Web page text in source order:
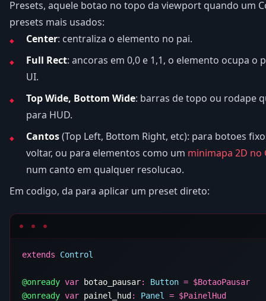
Presets, aquele botao no topo da viewport quando um
presets mais usados:
Center: centraliza o elemento no pai.
Full Rect: ancoras em 0,0 e 1,1, o elemento ocupa o
UI.
Top Wide, Bottom Wide: barras de topo ou rodape
para HUD.
Cantos(Top Left, Bottom Right, etc): para botoes
voltar, ou para elementos como um minimapa 2D no
num canto em qualquer resolucao.
Em codigo, da para aplicar um preset direto:
extends
@onready var botao_pausar: Button = $
@onready var painel_hud : Panel = $